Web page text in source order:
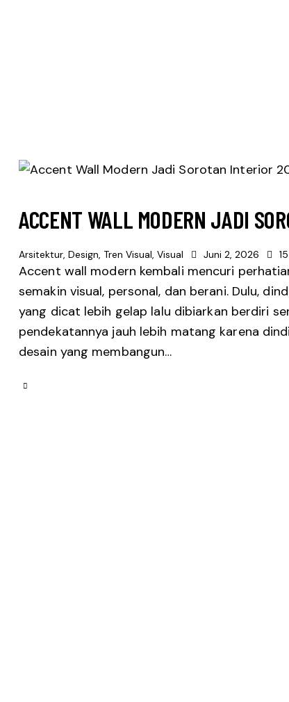
ACCENT WALL MODERN JADI
Arsitektur, Design, Tren Visual, Visual Juni 2, 2026
Accent wall modern kembali mencuri
semakin visual, personal, dan berani. Dulu,
yang dicat lebih gelap lalu dibiarkan berdiri
pendekatannya jauh lebih matang karena
desain yang membangun…